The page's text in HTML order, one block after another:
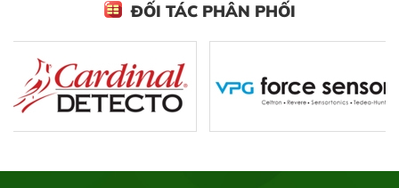
ĐỐI TÁC PHÂN PHỐI